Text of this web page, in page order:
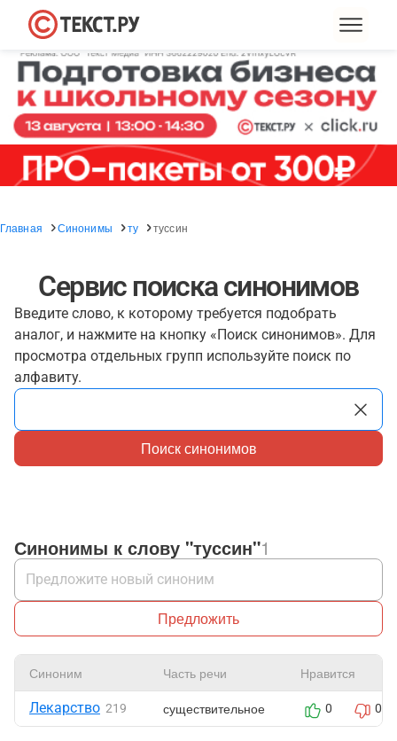
Главная Синонимы ту туссин
Сервис поиска синонимов
Введите слово, к которому требуется подобрать
аналог, и нажмите на кнопку «Поиск синонимов». Для
просмотра отдельных групп используйте поиск по
алфавиту.
Поиск синонимов
Синонимы к слову "туссин"1
Предложить
Синоним Часть речи Нравится
Лекарство 219 существительное 0 0